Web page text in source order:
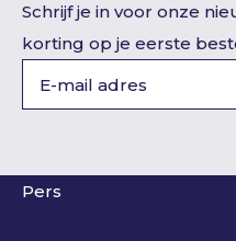
Schrijf je in voor onze
korting op je eerste
Pers